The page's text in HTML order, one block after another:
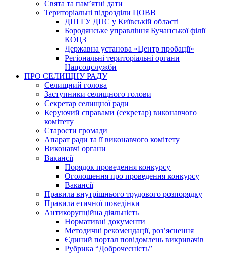
Свята та пам’ятні дати
Територіальні підрозділи ЦОВВ
ДПІ ГУ ДПС у Київській області
Бородянське управління Бучанської філії
КОЦЗ
Державна установа «Центр пробації»
Регіональні територіальні органи
Нацсоцслужби
ПРО СЕЛИЩНУ РАДУ
Селищний голова
Заступники селищного голови
Секретар селищної ради
Керуючий справами (секретар) виконавчого
комітету
Старости громади
Апарат ради та її виконавчого комітету
Виконавчі органи
Вакансії
Порядок проведення конкурсу
Оголошення про проведення конкурсу
Вакансії
Правила внутрішнього трудового розпорядку
Правила етичної поведінки
Антикорупційна діяльність
Нормативні документи
Методичні рекомендації, роз’яснення
Єдиний портал повідомлень викривачів
Рубрика “Доброчесність”